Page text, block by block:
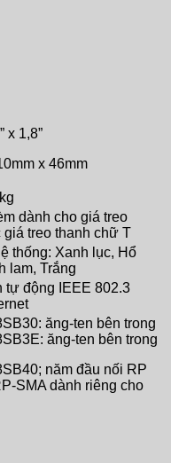
x 1,8”
x 46mm
dành cho giá treo
giá treo thanh chữ T
thống: Xanh lục, Hổ
lam, Trắng
tự động IEEE 802.3
ăng-ten bên trong
ăng-ten bên trong
năm đầu nối RP
SMA dành riêng cho